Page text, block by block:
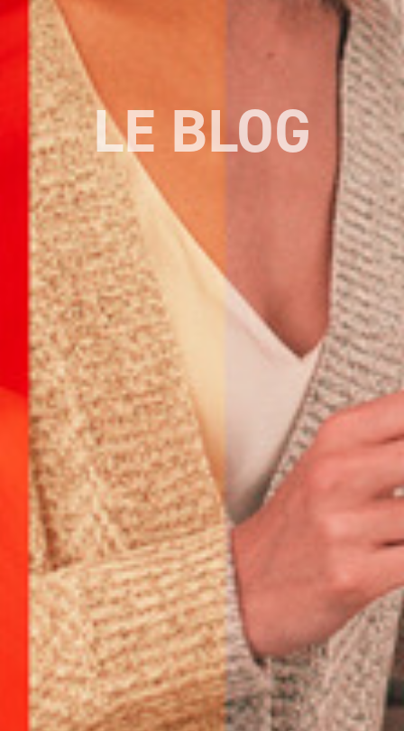
LE BLOG